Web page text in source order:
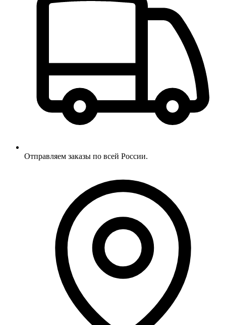
Отправляем заказы по всей России.